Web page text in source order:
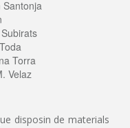
Santonja
Torra
Velaz
disposin de materials